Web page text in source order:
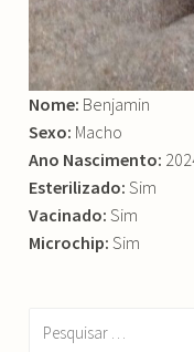
Nome: Benjamin
Sexo: Macho
Ano Nascimento:
Esterilizado: Sim
Vacinado: Sim
Microchip:Sim